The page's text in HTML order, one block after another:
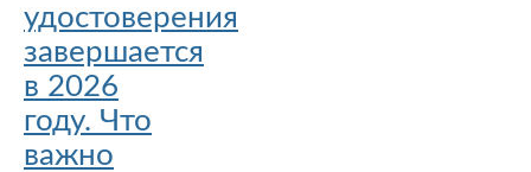
удостоверения
завершается
в 2026
году. Что
важно